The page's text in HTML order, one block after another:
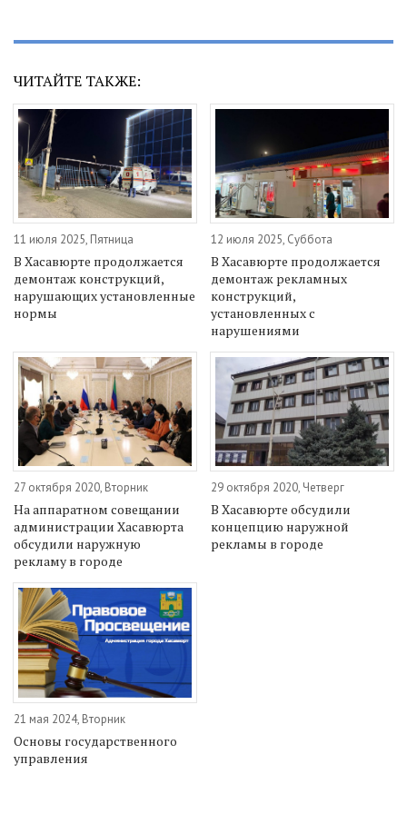
ЧИТАЙТЕ ТАКЖЕ:
11 июля 2025, Пятница
В Хасавюрте продолжается
демонтаж конструкций,
нарушающих установленные
нормы
12 июля 2025, Суббота
В Хасавюрте продолжается
демонтаж рекламных
конструкций,
установленных с
нарушениями
27 октября 2020, Вторник
На аппаратном совещании
администрации Хасавюрта
обсудили наружную
рекламу в городе
29 октября 2020, Четверг
В Хасавюрте обсудили
концепцию наружной
рекламы в городе
21 мая 2024, Вторник
Основы государственного
управления